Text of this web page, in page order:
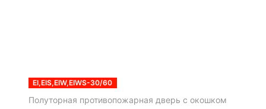
EI,EIS,EIW,EIWS-30/60
Полуторная противопожарная дверь с окошком